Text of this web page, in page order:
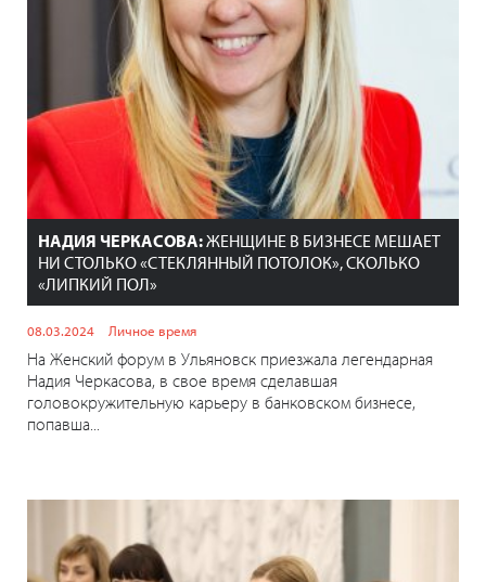
НАДИЯ ЧЕРКАСОВА:ЖЕНЩИНЕ В БИЗНЕСЕ МЕШАЕТ
НИ СТОЛЬКО «СТЕКЛЯННЫЙ ПОТОЛОК», СКОЛЬКО
«ЛИПКИЙ ПОЛ»
08.03.2024 Личное время
На Женский форум в Ульяновск приезжала легендарная
Надия Черкасова, в свое время сделавшая
головокружительную карьеру в банковском бизнесе,
попавша...